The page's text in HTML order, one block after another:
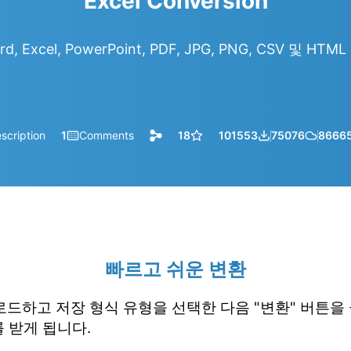
Excel, PowerPoint, PDF, JPG, PNG, CSV 및 HTML
1 Comments 18 101553 75076
빠르고 쉬운 변환
하고 저장 형식 유형을 선택한 다음 "변환" 버튼을
받게 됩니다.